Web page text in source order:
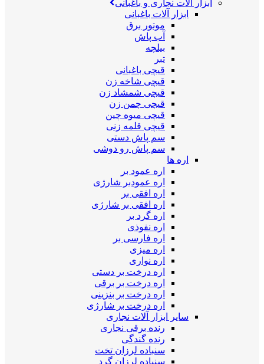
ابزار آلات نجاری و باغبانی
ابزار آلات باغبانی
موتور برق
آب پاش
بیلچه
تبر
قیچی باغبانی
قیچی شاخه زن
قیچی شمشاد زن
قیچی چمن زن
قیچی میوه چین
قیچی قلمه زنی
سم پاش دستی
سم پاش رو دوشی
اره ها
اره عمود بر
اره عمودبر شارژی
اره افقی بر
اره افقی بر شارژی
اره گرد بر
اره نفوذی
اره فارسی بر
اره میزی
اره نواری
اره درخت بر دستی
اره درخت بر برقی
اره درخت بر بنزینی
اره درخت بر شارژی
سایر ابزار آلات نجاری
رنده برقی نجاری
رنده گندگی
سنباده لرزان تخت
سنباده لرزان گرد